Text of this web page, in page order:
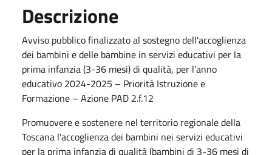
Descrizione
Avviso pubblico finalizzato al sostegno dell'accoglienza
dei bambini e delle bambine in servizi educativi per la
prima infanzia (3-36 mesi) di qualità, per l'anno
educativo 2024-2025 – Priorità Istruzione e
Formazione – Azione PAD 2.f.12
Promuovere e sostenere nel territorio regionale della
Toscana l'accoglienza dei bambini nei servizi educativi
per la prima infanzia di qualità (bambini di 3-36 mesi di